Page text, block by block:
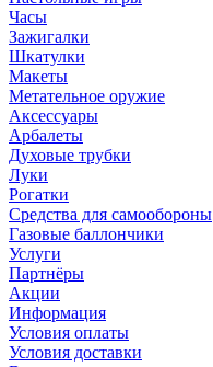
Часы
Зажигалки
Шкатулки
Макеты
Метательное оружие
Аксессуары
Арбалеты
Духовые трубки
Луки
Рогатки
Средства для самообороны
Газовые баллончики
Услуги
Партнёры
Акции
Информация
Условия оплаты
Условия доставки